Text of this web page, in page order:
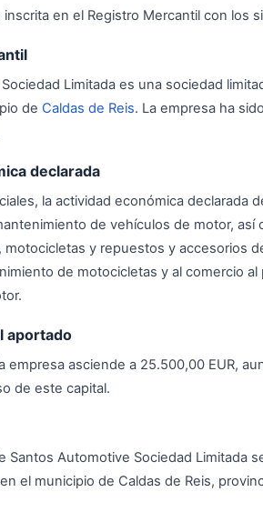
inscrita en el Registro Mercantil con los
Limitada es una sociedad
de Caldas de Reis. La empresa ha
declarada
la actividad económica declarada
de vehículos de motor, así
y repuestos y accesorios
de motocicletas y al comercio
aportado
empresa asciende a 25.500,00 EUR,
de este capital.
Santos Automotive Sociedad Limitada
el municipio de Caldas de Reis,